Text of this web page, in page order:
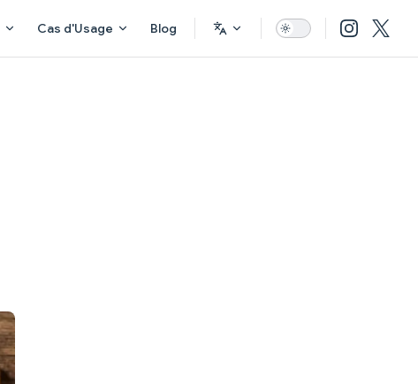
Cas d'Usage Blog